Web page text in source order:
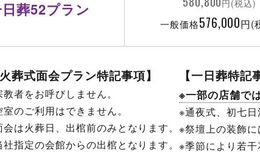
葬52プラン 円(税込)
一般価格576,000円(
火葬式面会プラン特記事項】
者をお呼びしません。
室のご利用はできません。
会は火葬日、出棺前のみとなります。
社指定の会館からの出棺となります。
【一日葬特記
※一部の店舗で
※通夜式、初七日
※祭壇上の装飾に
※季節により若干